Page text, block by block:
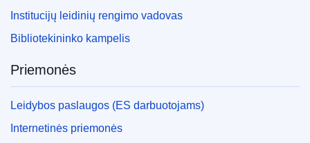
Institucijų leidinių rengimo vadovas
Bibliotekininko kampelis
Priemonės
Leidybos paslaugos (ES darbuotojams)
Internetinės priemonės